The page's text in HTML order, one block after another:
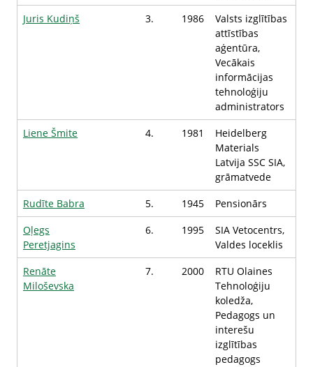
Juris Kudiņš
3. 1986
Valsts izglītības
attīstības
aģentūra,
Vecākais
informācijas
tehnoloģiju
administrators
Liene Šmite
4. 1981
Heidelberg
Materials
Latvija SSC SIA,
grāmatvede
Rudīte Babra
5. 1945
Pensionārs
Oļegs
Peretjagins
6. 1995
SIA Vetocentrs,
Valdes loceklis
Renāte
Miloševska
7. 2000
RTU Olaines
Tehnoloģiju
koledža,
Pedagogs un
interešu
izglītības
pedagogs